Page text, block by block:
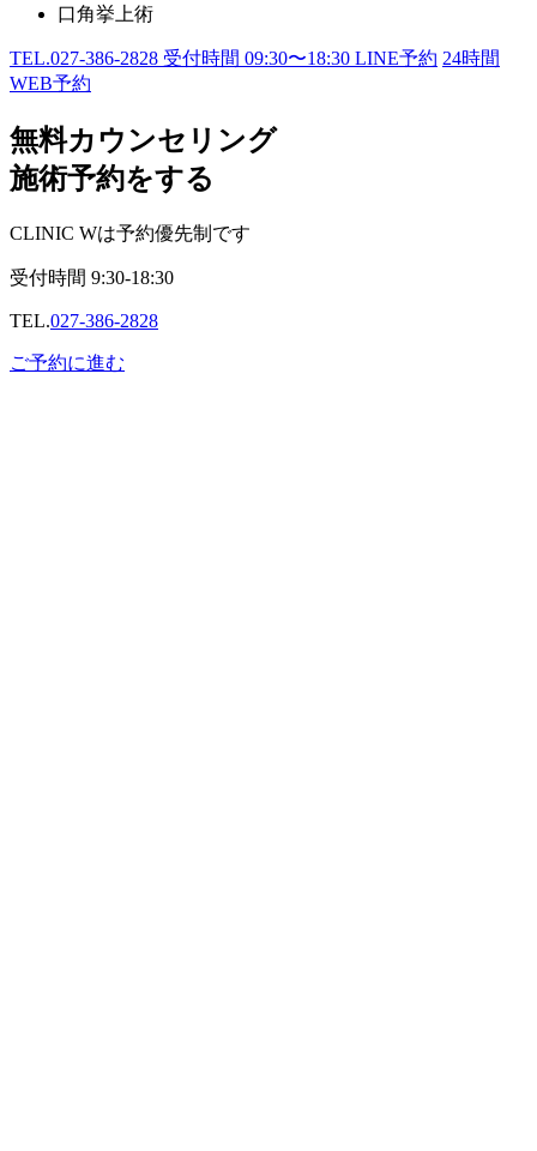
口角挙上術
TEL.027-386-2828 受付時間 09:30〜18:30 LINE予約 24時間
WEB予約
無料カウンセリング
施術予約をする
CLINIC Wは予約優先制です
受付時間 9:30-18:30
TEL.027-386-2828
ご予約に進む